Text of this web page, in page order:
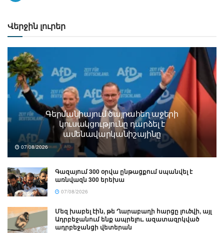
Վերջին լուրեր
Գերմանիայում ծայրահեղ աջերի
կուսակցությունը դարձել է
ամենավարկանիշայինը
07/08/2026
Գազայում 300 օրվա ընթացքում սպանվել է
առնվազն 300 երեխա
07/08/2026
Մեզ խաբել էին, թե Ղարաբաղի հարցը լուծվի, այլ
Ադրբեջանում ենք ապրելու. ազատազրկված
ադրբեջանցի վետերան